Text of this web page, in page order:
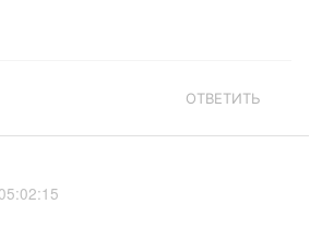
ОТВЕТИТЬ